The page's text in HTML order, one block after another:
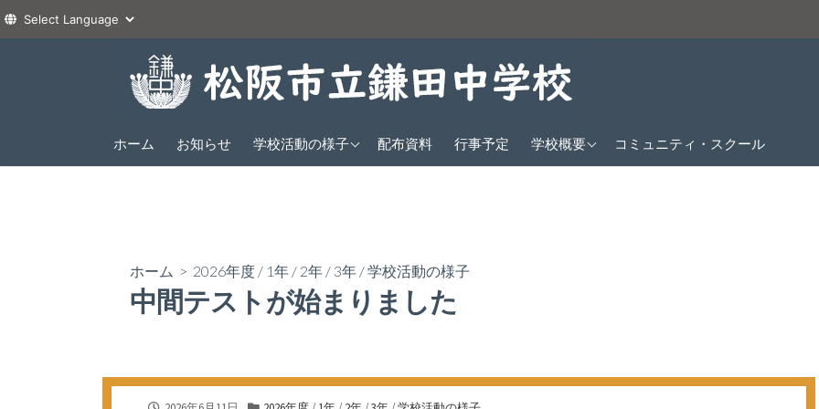
へ
ホーム お知らせ 学校活動の様子
2026年度
1年
3年
配布資料 行事予定 学校概要
教育方針
コミュニティ・スクール
ホーム > 2026年度 / 1年 / 2年 / 3年 /学校活動の様子
中間テストが始まりました
公
カ